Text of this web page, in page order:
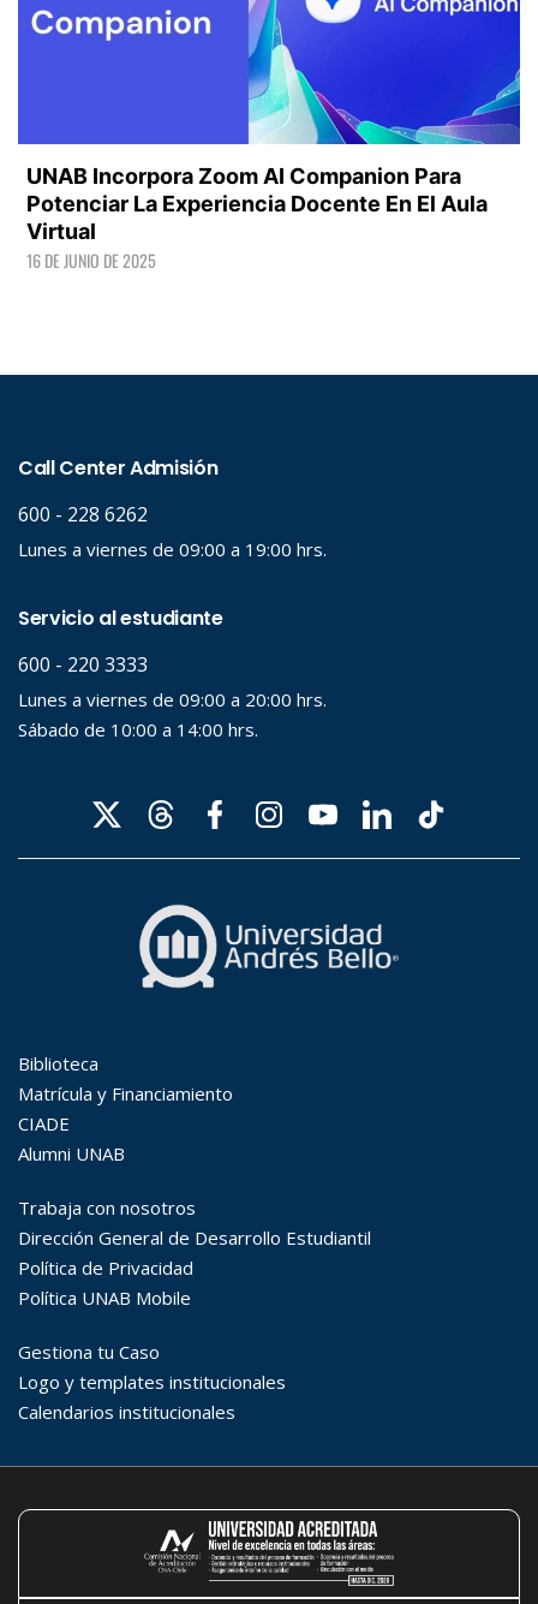
UNAB Incorpora Zoom AI Companion Para
Potenciar La Experiencia Docente En El Aula
Virtual
16 DE JUNIO DE 2025